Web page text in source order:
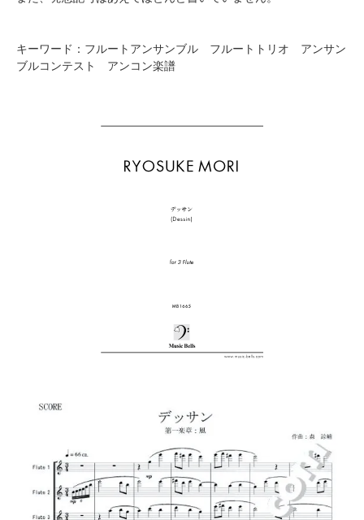
キーワード：フルートアンサンブル フルートトリオ アンサン
ブルコンテスト アンコン楽譜